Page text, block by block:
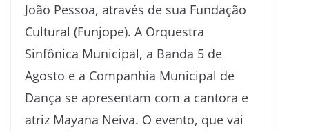
João Pessoa, através de sua Fundação
Cultural (Funjope). A Orquestra
Sinfônica Municipal, a Banda 5 de
Agosto e a Companhia Municipal de
Dança se apresentam com a cantora e
atriz Mayana Neiva. O evento, que vai